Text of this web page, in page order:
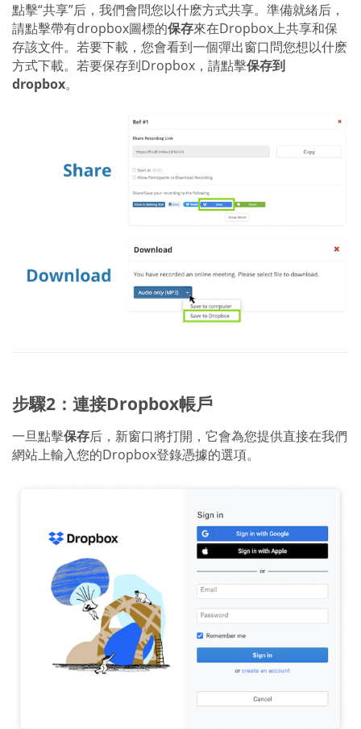
點擊“共享”后，我們會問您以什麽方式共享。準備就緒后，
請點擊帶有dropbox圖標的保存來在Dropbox上共享和保
存該文件。若要下載，您會看到一個彈出窗口問您想以什麽
方式下載。若要保存到Dropbox，請點擊保存到
dropbox。
步驟2：連接Dropbox帳戶
一旦點擊保存后，新窗口將打開，它會為您提供直接在我們
網站上輸入您的Dropbox登錄憑據的選項。